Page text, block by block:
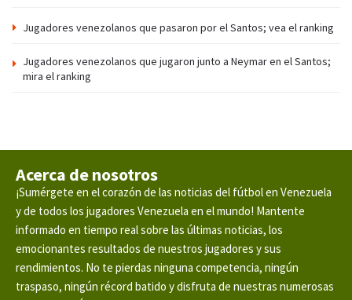
Jugadores venezolanos que pasaron por el Santos; vea el ranking
Jugadores venezolanos que jugaron junto a Neymar en el Santos;
mira el ranking
Acerca de nosotros
¡Sumérgete en el corazón de las noticias del fútbol en Venezuela
y de todos los jugadores Venezuela en el mundo! Mantente
informado en tiempo real sobre las últimas noticias, los
emocionantes resultados de nuestros jugadores y sus
rendimientos. No te pierdas ninguna competencia, ningún
traspaso, ningún récord batido y disfruta de nuestras numerosas